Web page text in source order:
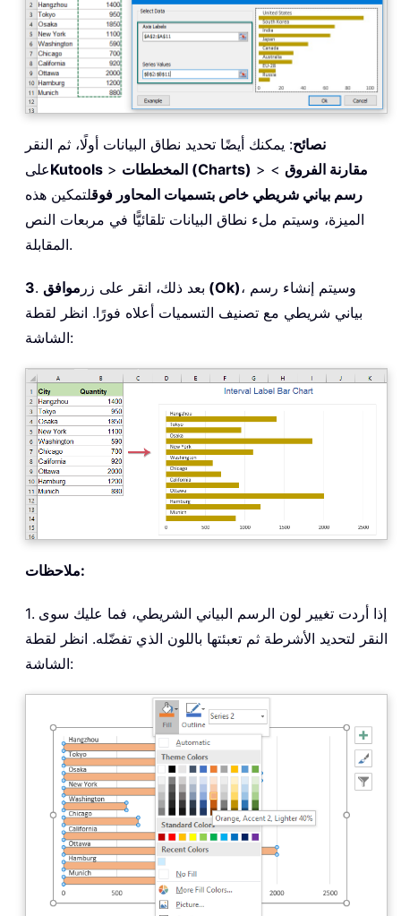
نصائح: يمكنك أيضًا تحديد نطاق البيانات أولًا، ثم النقر
علىKutools > المخططات (Charts) > مقارنة الفروق >
رسم بياني شريطي خاص بتسميات المحاور فوقلتمكين هذه
الميزة، وسيتم ملء نطاق البيانات تلقائيًّا في مربعات النص
المقابلة.
3 . بعد ذلك، انقر على زر موافق (Ok)، وسيتم إنشاء رسم
بياني شريطي مع تصنيف التسميات أعلاه فورًا. انظر لقطة
الشاشة:
ملاحظات:
1. إذا أردت تغيير لون الرسم البياني الشريطي، فما عليك سوى
النقر لتحديد الأشرطة ثم تعبئتها باللون الذي تفضّله. انظر لقطة
الشاشة: